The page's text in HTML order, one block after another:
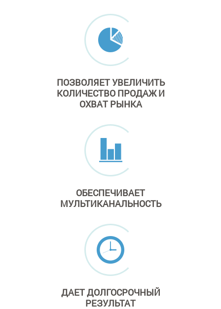
ПОЗВОЛЯЕТ УВЕЛИЧИТЬ
КОЛИЧЕСТВО ПРОДАЖИ
ОХВАТ РЫНКА
ОБЕСПЕЧИВАЕТ
МУЛЬТИКАНАЛЬНОСТЬ
ДАЕТДОЛГОСРОЧНЫЙ
РЕЗУЛЬТАТ